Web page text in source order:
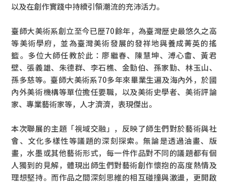
以及在創作實踐中持續引領潮流的充沛活力。
臺師大美術系創立至今已歷70餘年，為臺灣歷史最悠久之高
等美術學府，並為臺灣美術發展的發祥地與養成菁英的搖
籃。多位大師任教於此：廖繼春、陳慧坤、溥心畬、黃君
壁、張義雄、朱德群、李石樵、金勤伯、孫家勤、林玉山、
孫多慈等。臺師大美術系70多年來畢業生遍及海內外，於國
內外美術機構等單位擔任要職，以及美術史學者、美術評論
家、專業藝術家等，人才濟濟，表現傑出。
本次聯展的主題「視域交融」，反映了師生們對於藝術與社
會、文化多樣性等議題的深刻探索。無論是透過油畫、版
畫，水墨或其他藝術形式，每一件作品對不同的議題都有個
人獨到的見解，體現出師生們對藝術創作懷抱的高度熱情及
理想堅持。而作品之間深刻思維的相互碰撞與激盪，更開啟